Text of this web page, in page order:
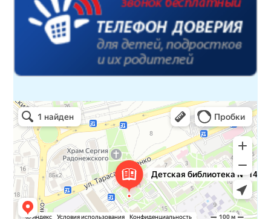
Детская библиотека № 14 Дружбы народов
Библиотека в Севастополе